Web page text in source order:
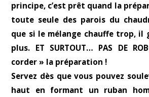
principe, c’est prêt quand la
toute seule des parois du
que si le mélange chauffe trop, il
plus. ET SURTOUT… PAS DE
corder » la préparation !
Servez dès que vous pouvez
haut en formant un ruban